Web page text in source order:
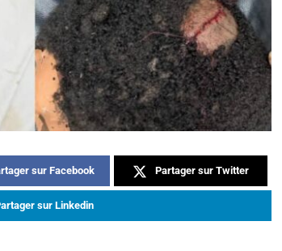
sur Facebook Partager sur Twitter
sur Linkedin